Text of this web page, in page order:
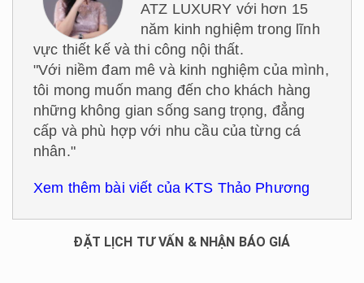
ATZ LUXURY với hơn 15
năm kinh nghiệm trong lĩnh
vực thiết kế và thi công nội thất.
"Với niềm đam mê và kinh nghiệm của mình,
tôi mong muốn mang đến cho khách hàng
những không gian sống sang trọng, đẳng
cấp và phù hợp với nhu cầu của từng cá
nhân."
Xem thêm bài viết của KTS Thảo Phương
ĐẶT LỊCH TƯ VẤN & NHẬN BÁO GIÁ